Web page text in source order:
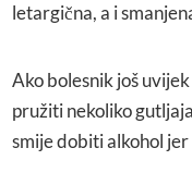
letargična, a i
Ako bolesnik još
pružiti nekoliko
smije dobiti alkohol